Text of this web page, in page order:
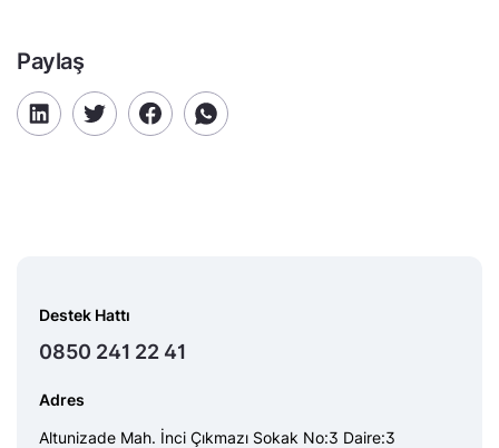
Paylaş
Destek Hattı
0850 241 22 41
Adres
Altunizade Mah. İnci Çıkmazı Sokak No:3 Daire:3